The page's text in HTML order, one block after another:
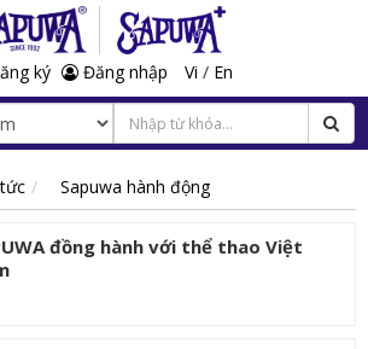
ký Đăng nhập Vi / En
Sapuwa hành động
đồng hành với thể thao Việt